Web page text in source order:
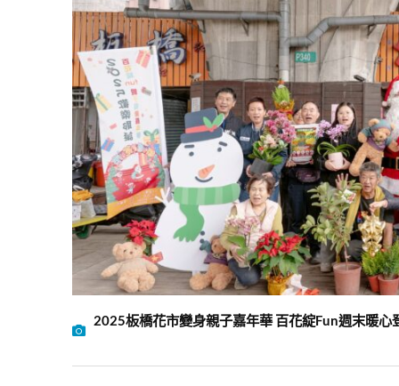
2025板橋花市變身親子嘉年華 百花綻Fun週末暖心